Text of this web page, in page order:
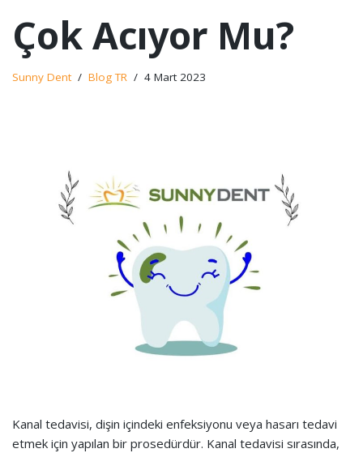
Çok Acıyor Mu?
Sunny Dent Blog TR 4 Mart 2023
Kanal tedavisi, dişin içindeki enfeksiyonu veya hasarı tedavi
etmek için yapılan bir prosedürdür. Kanal tedavisi sırasında,